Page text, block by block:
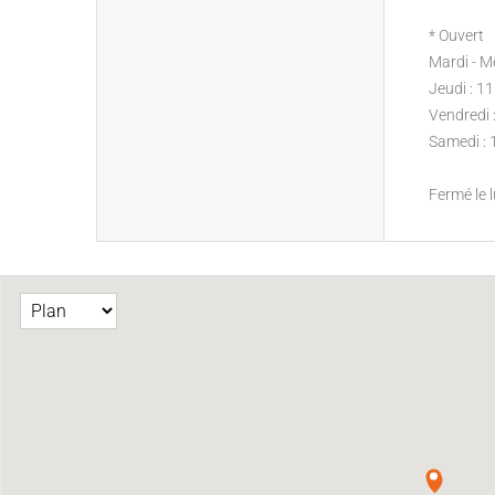
* Ouvert
Mardi -
Jeudi :
Vendredi
Samedi :
Fermé le